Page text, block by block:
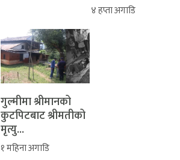
४ हप्ता अगाडि
‎गुल्मीमा श्रीमानको
कुटपिटबाट श्रीमतीको
मृत्यु...
१ महिना अगाडि